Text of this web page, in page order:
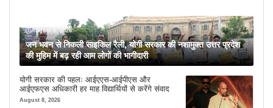
August 8, 2026
जन भवन से निकली साइकिल रैली, योगी सरकार की नशामुक्त उत्तर प्रदेश
की मुहिम में बढ़ रही आम लोगों की भागीदारी
योगी सरकार की पहलः आईएएस-आईपीएस और
आईएफएस अधिकारी हर माह विद्यार्थियों से करेंगे संवाद
August 8, 2026